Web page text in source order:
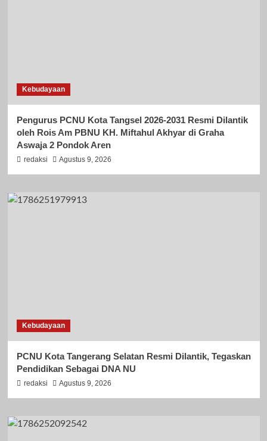
Kebudayaan
Pengurus PCNU Kota Tangsel 2026-2031 Resmi Dilantik
oleh Rois Am PBNU KH. Miftahul Akhyar di Graha
Aswaja 2 Pondok Aren
redaksi Agustus 9, 2026
Kebudayaan
PCNU Kota Tangerang Selatan Resmi Dilantik, Tegaskan
Pendidikan Sebagai DNA NU
redaksi Agustus 9, 2026